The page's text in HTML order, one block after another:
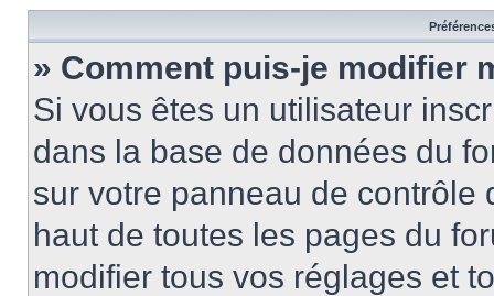
» Comment puis-je modifier
Si vous êtes un utilisateur
dans la base de données du
sur votre panneau de contrôle
haut de toutes les pages du
modifier tous vos réglages et